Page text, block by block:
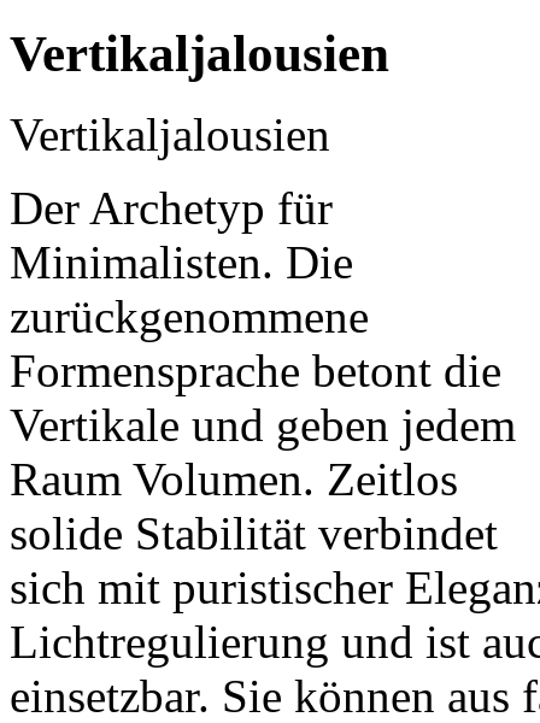
Vertikaljalousien
Vertikaljalousien
Der Archetyp für
Minimalisten. Die
zurückgenommene
Formensprache betont die
Vertikale und geben jedem
Raum Volumen. Zeitlos
solide Stabilität verbindet
sich mit puristischer
Lichtregulierung und ist
einsetzbar. Sie können aus